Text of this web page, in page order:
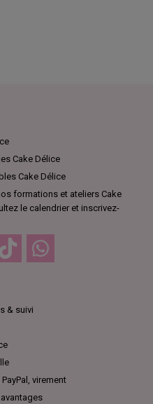
Cake Délice
Cake Délice
formations et ateliers Cake
le calendrier et inscrivez-
TikTok
& suivi
virement